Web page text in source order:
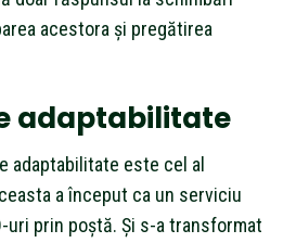
acestora și pregătirea
adaptabilitate
adaptabilitate este cel al
a început ca un serviciu
uri prin poștă. Și s-a transformat